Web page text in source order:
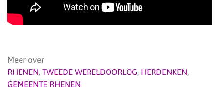
Meer over
RHENEN, TWEEDE WERELDOORLOG, HERDENKEN,
GEMEENTE RHENEN